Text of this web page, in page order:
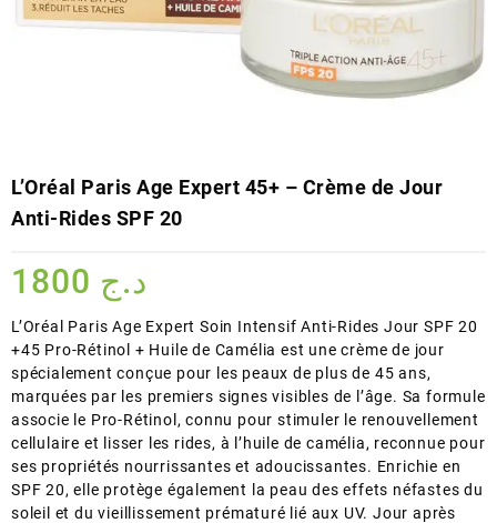
L’Oréal Paris Age Expert 45+ – Crème de Jour
Anti-Rides SPF 20
د.ج
L’Oréal Paris Age Expert Soin Intensif Anti-Rides Jour SPF 20
+45 Pro-Rétinol + Huile de Camélia est une crème de jour
spécialement conçue pour les peaux de plus de 45 ans,
marquées par les premiers signes visibles de l’âge. Sa formule
associe le Pro-Rétinol, connu pour stimuler le renouvellement
cellulaire et lisser les rides, à l’huile de camélia, reconnue pour
ses propriétés nourrissantes et adoucissantes. Enrichie en
SPF 20, elle protège également la peau des effets néfastes du
soleil et du vieillissement prématuré lié aux UV. Jour après